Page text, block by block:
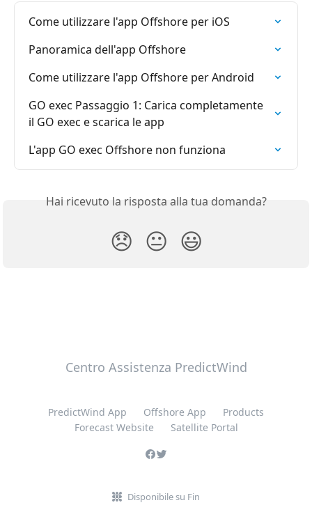
Come utilizzare l'app Offshore per iOS
Panoramica dell'app Offshore
Come utilizzare l'app Offshore per Android
GO exec Passaggio 1: Carica completamente
il GO exec e scarica le app
L'app GO exec Offshore non funziona
Hai ricevuto la risposta alla tua domanda?
😞 😐 😃
Centro Assistenza PredictWind
PredictWind App Offshore App
Products
Forecast Website
Satellite Portal
Disponibile su Fin